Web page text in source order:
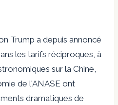
Trump a depuis annoncé
les tarifs réciproques, à
sur la Chine,
de l'ANASE ont
dramatiques de